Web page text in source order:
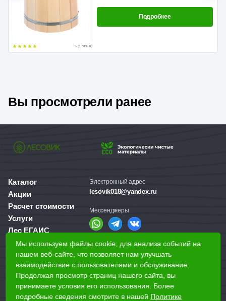
5 (1 отзыв)
Подробнее
Вы просмотрели ранее
Каталог
Акции
Расчет стоимости
Услуги
Лес ЕГАИС
О компании
Доставка и оплата
Для бизнеса
Наши магазины
Электронный адрес
lesovik018@yandex.ru
Мессенджеры
Справочная служба
+7 (3412) 77-60-50
Мы используем файлы cookie, для анализа событий на
нашем веб-сайте, что позволяет нам улучшать
взаимодействие с пользователями и обслуживание.
Продолжая просмотр страниц нашего сайта, вы
принимаете условия его использования. Более
подробные сведения смотрите в нашей Политике